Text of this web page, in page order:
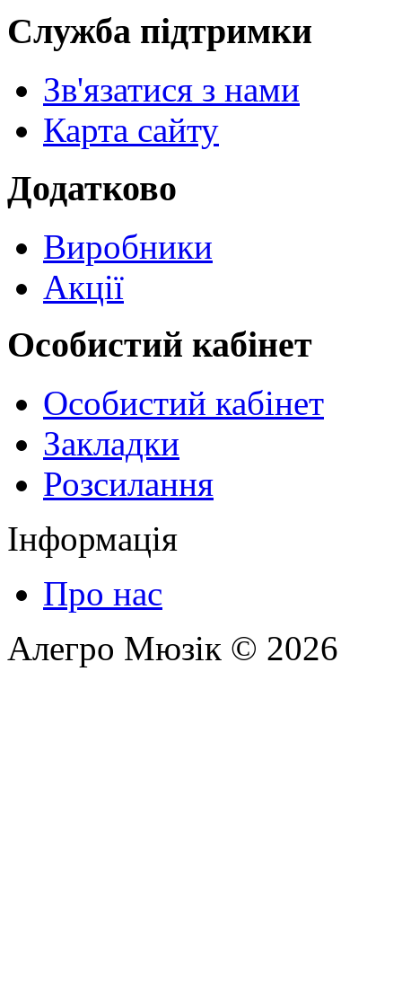
Служба підтримки
Зв'язатися з нами
Карта сайту
Додатково
Виробники
Акції
Особистий кабінет
Особистий кабінет
Закладки
Розсилання
Інформація
Про нас
Алегро Мюзік © 2026